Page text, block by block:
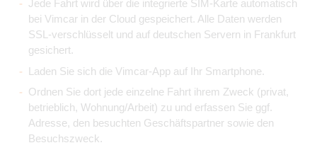
Jede Fahrt wird über die integrierte SIM-Karte automatisch
bei Vimcar in der Cloud gespeichert. Alle Daten werden
SSL-verschlüsselt und auf deutschen Servern in Frankfurt
gesichert.
Laden Sie sich die Vimcar-App auf Ihr Smartphone.
Ordnen Sie dort jede einzelne Fahrt ihrem Zweck (privat,
betrieblich, Wohnung/Arbeit) zu und erfassen Sie ggf.
Adresse, den besuchten Geschäftspartner sowie den
Besuchszweck.